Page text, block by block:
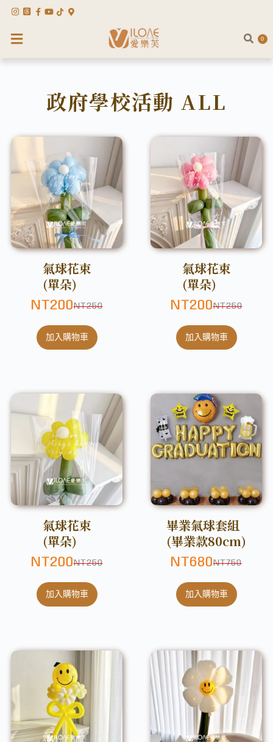
0
政府學校活動 ALL
氣球花束
(單朵)
NT250
NT200
加入購物車
氣球花束
(單朵)
NT250
NT200
加入購物車
氣球花束
(單朵)
NT250
NT200
加入購物車
畢業氣球套組
(畢業款80cm)
NT750
NT680
加入購物車